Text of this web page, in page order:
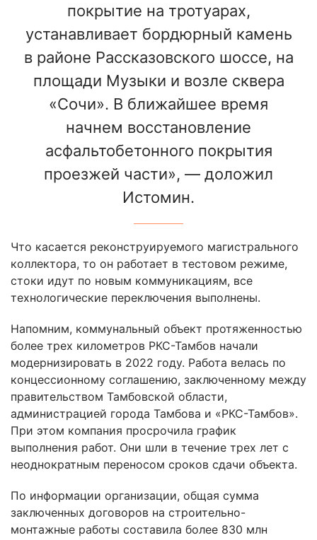
покрытие на тротуарах,
устанавливает бордюрный камень
в районе Рассказовского шоссе, на
площади Музыки и возле сквера
«Сочи». В ближайшее время
начнем восстановление
асфальтобетонного покрытия
проезжей части», — доложил
Истомин.
Что касается реконструируемого магистрального
коллектора, то он работает в тестовом режиме,
стоки идут по новым коммуникациям, все
технологические переключения выполнены.
Напомним, коммунальный объект протяженностью
более трех километров РКС-Тамбов начали
модернизировать в 2022 году. Работа велась по
концессионному соглашению, заключенному между
правительством Тамбовской области,
администрацией города Тамбова и «РКС-Тамбов».
При этом компания просрочила график
выполнения работ. Они шли в течение трех лет с
неоднократным переносом сроков сдачи объекта.
По информации организации, общая сумма
заключенных договоров на строительно-
монтажные работы составила более 830 млн